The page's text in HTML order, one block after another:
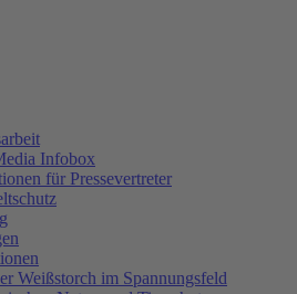
Infobox
für Pressevertreter
Weißstorch im Spannungsfeld